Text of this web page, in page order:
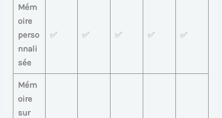
Mém
oire
perso
nnali
sée
✅ ✅ ✅ ✅ ✅
Mém
oire
sur